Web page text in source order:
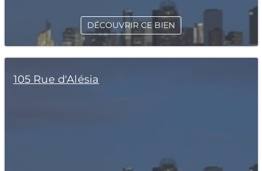
DÉCOUVRIR CE BIEN
105 Rue d'Alésia